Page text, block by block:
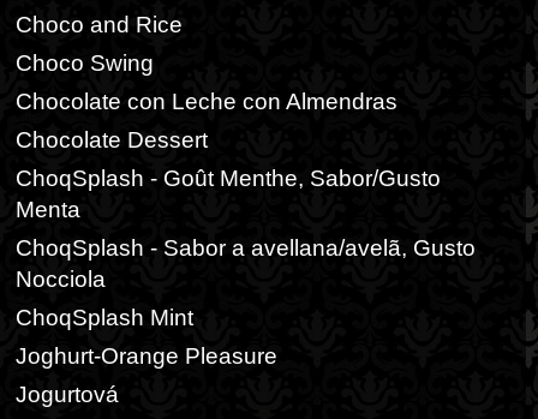
Choco and Rice
Choco Swing
Chocolate con Leche con Almendras
Chocolate Dessert
ChoqSplash - Goût Menthe, Sabor/Gusto
Menta
ChoqSplash - Sabor a avellana/avelã, Gusto
Nocciola
ChoqSplash Mint
Joghurt-Orange Pleasure
Jogurtová